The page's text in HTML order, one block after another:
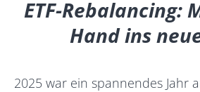
ETF-Rebalancing:
Hand ins
2025 war ein spannendes Jahr